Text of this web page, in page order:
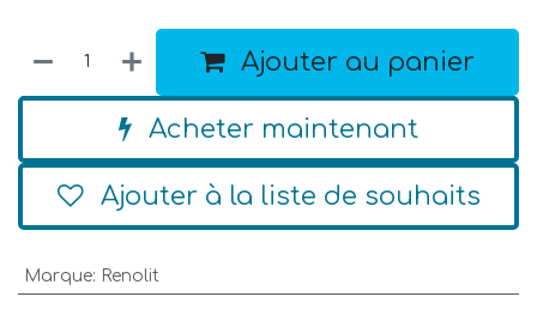
Ajouter au panier
Acheter maintenant
Ajouter à la liste de souhaits
Marque: Renolit